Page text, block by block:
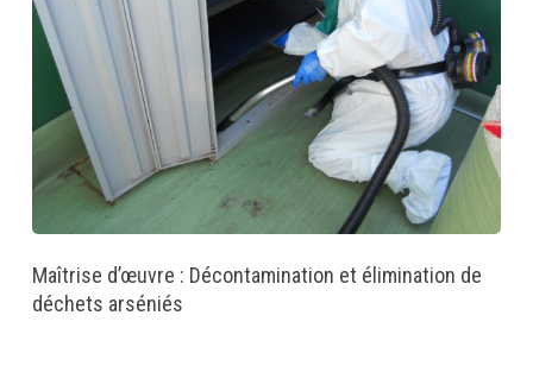
Maîtrise d’œuvre : Décontamination et élimination de
déchets arséniés